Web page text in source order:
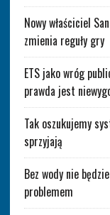
Nowy właściciel
zmienia reguły gry
ETS jako wróg
prawda jest
Tak oszukujemy
sprzyjają
Bez wody nie
problemem